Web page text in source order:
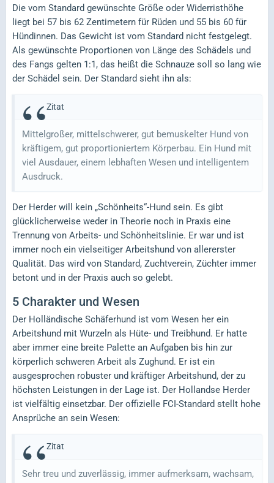
Die vom Standard gewünschte Größe oder Widerristhöhe
liegt bei 57 bis 62 Zentimetern für Rüden und 55 bis 60 für
Hündinnen. Das Gewicht ist vom Standard nicht festgelegt.
Als gewünschte Proportionen von Länge des Schädels und
des Fangs gelten 1:1, das heißt die Schnauze soll so lang wie
der Schädel sein. Der Standard sieht ihn als:
Zitat
Mittelgroßer, mittelschwerer, gut bemuskelter Hund von
kräftigem, gut proportioniertem Körperbau. Ein Hund mit
viel Ausdauer, einem lebhaften Wesen und intelligentem
Ausdruck.
Der Herder will kein „Schönheits“-Hund sein. Es gibt
glücklicherweise weder in Theorie noch in Praxis eine
Trennung von Arbeits- und Schönheitslinie. Er war und ist
immer noch ein vielseitiger Arbeitshund von allererster
Qualität. Das wird von Standard, Zuchtverein, Züchter immer
betont und in der Praxis auch so gelebt.
5 Charakter und Wesen
Der Holländische Schäferhund ist vom Wesen her ein
Arbeitshund mit Wurzeln als Hüte- und Treibhund. Er hatte
aber immer eine breite Palette an Aufgaben bis hin zur
körperlich schweren Arbeit als Zughund. Er ist ein
ausgesprochen robuster und kräftiger Arbeitshund, der zu
höchsten Leistungen in der Lage ist. Der Hollandse Herder
ist vielfältig einsetzbar. Der offizielle FCI-Standard stellt hohe
Ansprüche an sein Wesen:
Zitat
Sehr treu und zuverlässig, immer aufmerksam, wachsam,